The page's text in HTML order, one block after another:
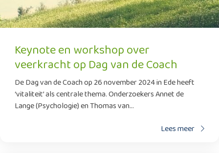
Keynote en workshop over
veerkracht op Dag van de Coach
De Dag van de Coach op 26 november 2024 in Ede heeft
‘vitaliteit’ als centrale thema. Onderzoekers Annet de
Lange (Psychologie) en Thomas van...
Lees meer